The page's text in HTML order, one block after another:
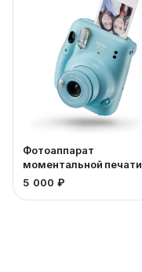
Фотоаппарат
моментальной печати
«Инстакс»
5 000 ₽